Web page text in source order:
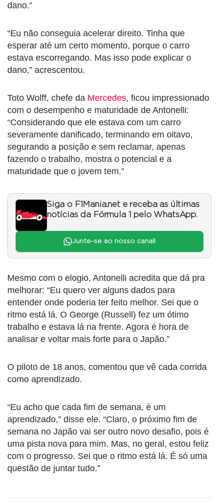
dano.”
“Eu não conseguia acelerar direito. Tinha que
esperar até um certo momento, porque o carro
estava escorregando. Mas isso pode explicar o
dano,” acrescentou.
Toto Wolff, chefe da Mercedes, ficou impressionado
com o desempenho e maturidade de Antonelli:
“Considerando que ele estava com um carro
severamente danificado, terminando em oitavo,
segurando a posição e sem reclamar, apenas
fazendo o trabalho, mostra o potencial e a
maturidade que o jovem tem.”
Siga o F1Mania.net e receba as últimas
notícias da Fórmula 1 pelo WhatsApp.
Junte-se ao nosso canal!
Mesmo com o elogio, Antonelli acredita que dá pra
melhorar: “Eu quero ver alguns dados para
entender onde poderia ter feito melhor. Sei que o
ritmo está lá. O George (Russell) fez um ótimo
trabalho e estava lá na frente. Agora é hora de
analisar e voltar mais forte para o Japão.”
O piloto de 18 anos, comentou que vê cada corrida
como aprendizado.
“Eu acho que cada fim de semana, é um
aprendizado,” disse ele. “Claro, o próximo fim de
semana no Japão vai ser outro novo desafio, pois é
uma pista nova para mim. Mas, no geral, estou feliz
com o progresso. Sei que o ritmo está lá. É só uma
questão de juntar tudo.”